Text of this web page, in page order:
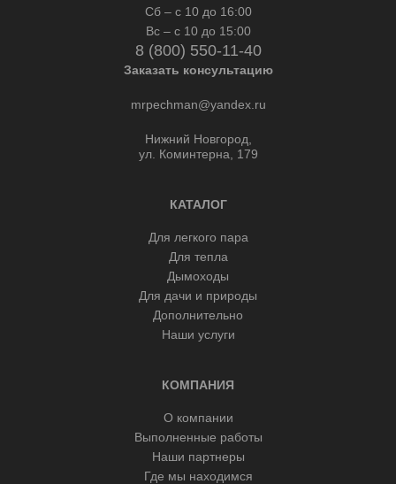
Сб – с 10 до 16:00
Вс – с 10 до 15:00
8 (800) 550-11-40
Заказать консультацию
mrpechman@yandex.ru
Нижний Новгород,
ул. Коминтерна, 179
КАТАЛОГ
Для легкого пара
Для тепла
Дымоходы
Для дачи и природы
Дополнительно
Наши услуги
КОМПАНИЯ
О компании
Выполненные работы
Наши партнеры
Где мы находимся